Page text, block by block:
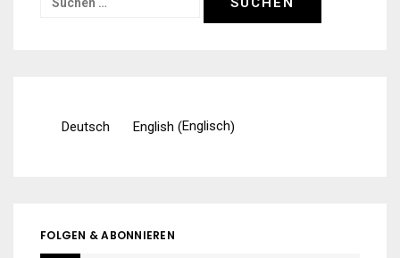
Deutsch English (Englisch)
FOLGEN & ABONNIEREN